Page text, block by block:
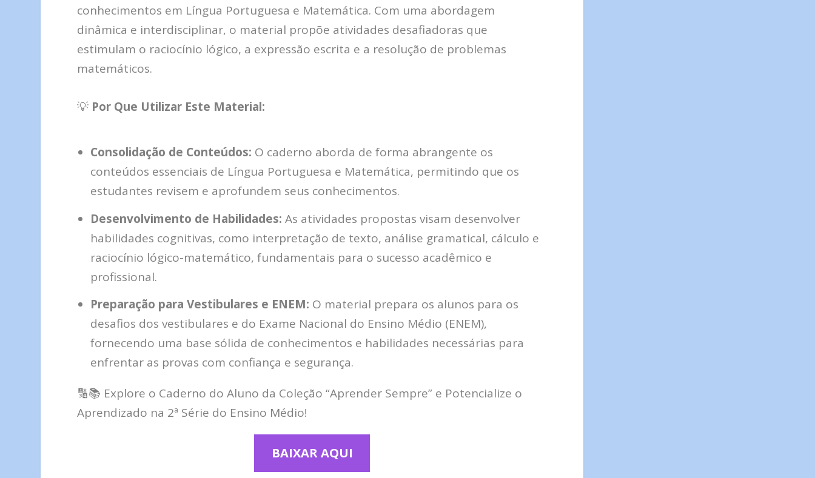
conhecimentos em Língua Portuguesa e Matemática. Com uma abordagem
dinâmica e interdisciplinar, o material propõe atividades desafiadoras que
estimulam o raciocínio lógico, a expressão escrita e a resolução de problemas
matemáticos.
💡 Por Que Utilizar Este Material:
Consolidação de Conteúdos: O caderno aborda de forma abrangente os
conteúdos essenciais de Língua Portuguesa e Matemática, permitindo que os
estudantes revisem e aprofundem seus conhecimentos.
Desenvolvimento de Habilidades: As atividades propostas visam desenvolver
habilidades cognitivas, como interpretação de texto, análise gramatical, cálculo e
raciocínio lógico-matemático, fundamentais para o sucesso acadêmico e
profissional.
Preparação para Vestibulares e ENEM: O material prepara os alunos para os
desafios dos vestibulares e do Exame Nacional do Ensino Médio (ENEM),
fornecendo uma base sólida de conhecimentos e habilidades necessárias para
enfrentar as provas com confiança e segurança.
🔢📚 Explore o Caderno do Aluno da Coleção “Aprender Sempre” e Potencialize o
Aprendizado na 2ª Série do Ensino Médio!
BAIXAR AQUI